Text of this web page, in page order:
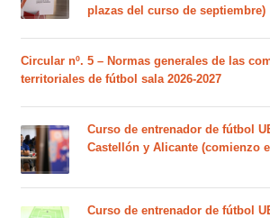
plazas del curso de septiembre)
Circular nº. 5 – Normas generales de las
territoriales de fútbol sala 2026-2027
Curso de entrenador de fútbol
Castellón y Alicante (comienzo
Curso de entrenador de fútbol